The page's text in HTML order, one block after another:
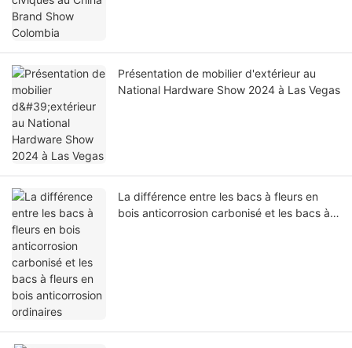
Présentation de mobilier d'extérieur au
National Hardware Show 2024 à Las Vegas
La différence entre les bacs à fleurs en
bois anticorrosion carbonisé et les bacs à